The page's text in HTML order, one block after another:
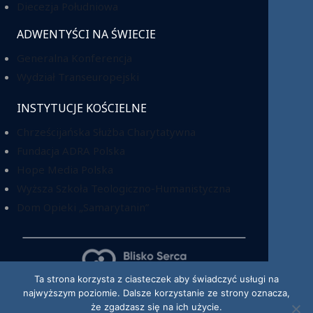
ADWENTYŚCI NA ŚWIECIE
INSTYTUCJE KOŚCIELNE
KRS: 0000220518
Ta strona korzysta z ciasteczek aby świadczyć usługi na
najwyższym poziomie. Dalsze korzystanie ze strony oznacza,
że zgadzasz się na ich użycie.